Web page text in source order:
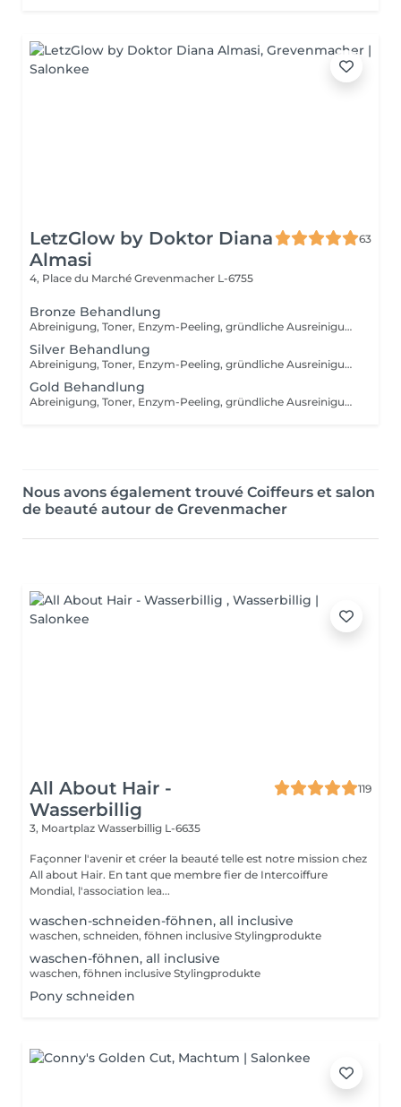
LetzGlow by Doktor Diana
Almasi
63
4, Place du Marché Grevenmacher L-6755
Bronze Behandlung
Abreinigung, Toner, Enzym-Peeling, gründliche Ausreinigung mit Hydrafacial Gerät, manuelle Ausreinigung (nach dem Bedarf), beruhigende Vliesmaske, Abschlusspflege, Sonnenschutzcreme
Silver Behandlung
Abreinigung, Toner, Enzym-Peeling, gründliche Ausreinigung, Massage, Wirkstoffeinschleusen mit Kalt- und Heißhammergerät, Vliesmaske, Abschlusspflege, Sonnenschutzcreme
Gold Behandlung
Abreinigung, Toner, Enzym-Peeling, gründliche Ausreinigung, Massage, Radiofrequenzbehandlung, Vliesmaske, Abschlusspflege, Sonnenschutzcreme
Nous avons également trouvé Coiffeurs et salon
de beauté autour de Grevenmacher
All About Hair -
Wasserbillig
119
3, Moartplaz Wasserbillig L-6635
Façonner l'avenir et créer la beauté telle est notre mission chez
All about Hair. En tant que membre fier de Intercoiffure
Mondial, l'association lea...
waschen-schneiden-föhnen, all inclusive
waschen, schneiden, föhnen inclusive Stylingprodukte
waschen-föhnen, all inclusive
waschen, föhnen inclusive Stylingprodukte
Pony schneiden